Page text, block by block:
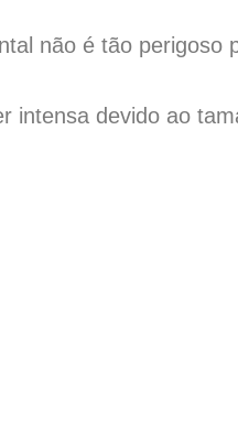
não é tão
intensa devido ao